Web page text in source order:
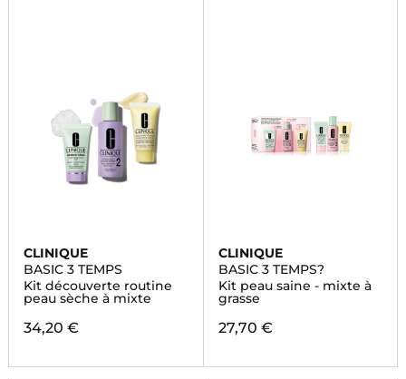
CLINIQUE
BASIC 3 TEMPS
Kit découverte routine
peau sèche à mixte
34,20 €
CLINIQUE
BASIC 3 TEMPS?
Kit peau saine - mixte à
grasse
27,70 €